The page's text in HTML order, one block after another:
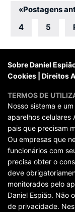
por
posts
«Postagens
4
5
Sobre Daniel
Cookies
Direitos
TERMOS DE
Nosso sistema e
aparelhos celulares
pais que precisam
Ou empresas que
funcionários com
precisa obter o
deve
monitorados pelo
Daniel Espião. Não
de privacidade.